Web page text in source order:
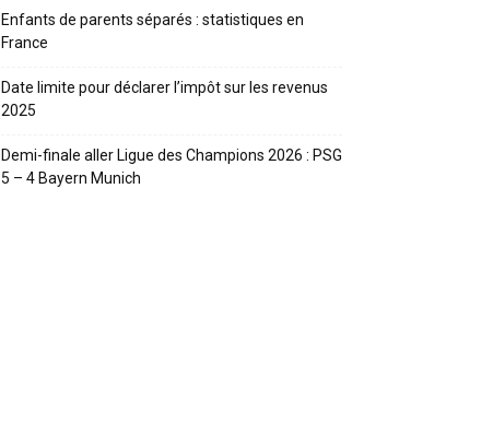
Enfants de parents séparés : statistiques en
France
Date limite pour déclarer l’impôt sur les revenus
2025
Demi-finale aller Ligue des Champions 2026 : PSG
5 – 4 Bayern Munich